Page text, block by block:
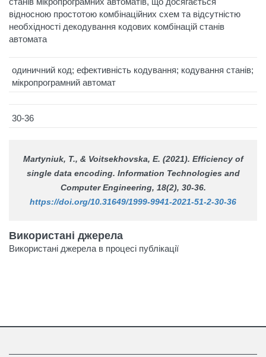
відносною простотою комбінаційних схем та відсутністю
необхідності декодування кодових комбінацій станів
автомата
одиничний код; ефективність кодування; кодування станів;
мікропрограмний автомат
30-36
Martyniuk, T., & Voitsekhovska, E. (2021). Efficiency of
single data encoding. Information Technologies and
Computer Engineering, 18(2), 30-36.
https://doi.org/10.31649/1999-9941-2021-51-2-30-36
Використані джерела
Використані джерела в процесі публікації